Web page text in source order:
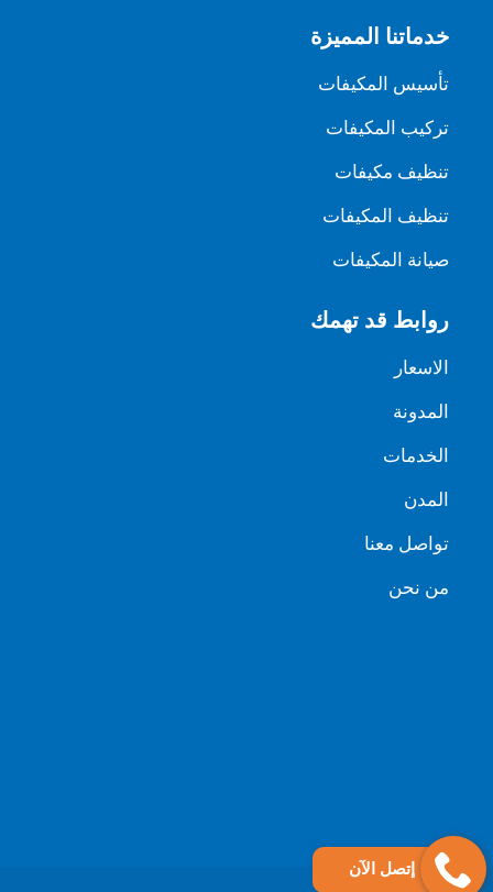
خدماتنا المميزة
تأسيس المكيفات
تركيب المكيفات
تنظيف مكيفات
تنظيف المكيفات
صيانة المكيفات
روابط قد تهمك
الاسعار
المدونة
الخدمات
المدن
تواصل معنا
من نحن
إتصل الآن